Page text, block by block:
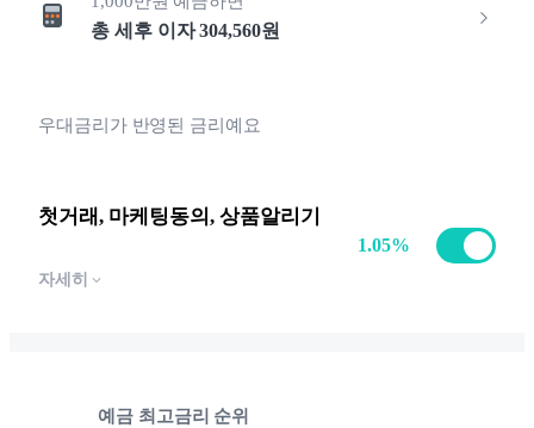
총 세후 이자304,560원
우대금리가 반영된 금리예요
첫거래, 마케팅동의, 상품알리기
자세히
1.05%
예금 최고금리 순위